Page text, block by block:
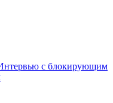
с блокирующим